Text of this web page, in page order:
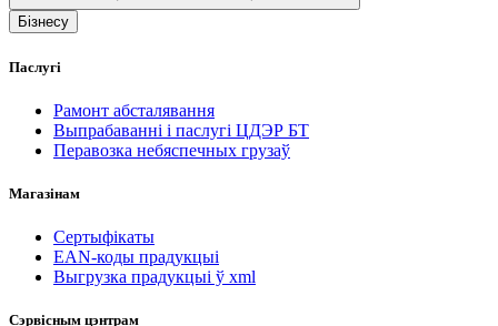
Бізнесу
Паслугі
Рамонт абсталявання
Выпрабаванні і паслугі ЦДЭР БТ
Перавозка небяспечных грузаў
Магазінам
Сертыфікаты
EAN-коды прадукцыі
Выгрузка прадукцыі ў xml
Сэрвісным цэнтрам